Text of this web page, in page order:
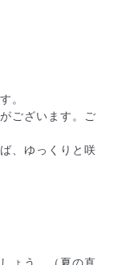
いる」などの
軽にサポート
します。
。
ございます。ご
、ゆっくりと咲